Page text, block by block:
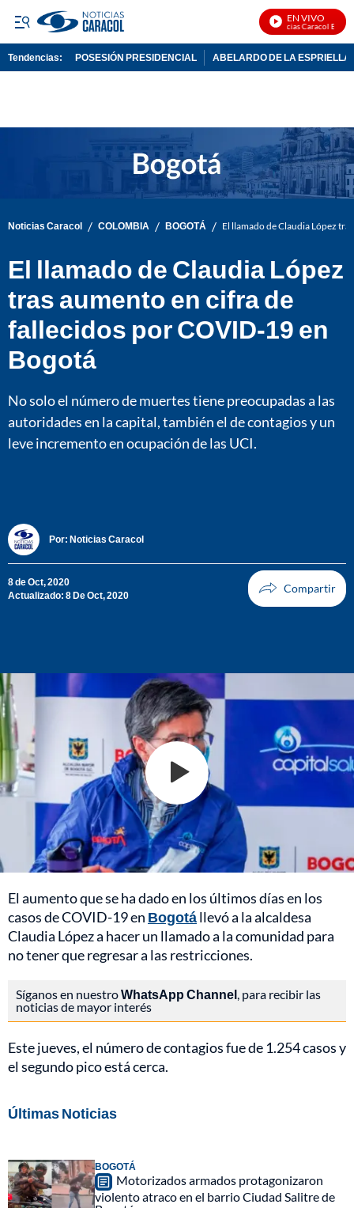
EN VIVO
Noticias Caracol En Vivo
Tendencias: POSESIÓN PRESIDENCIAL ABELARDO DE LA ESPRIELLA
Noticias Caracol / COLOMBIA / BOGOTÁ / El llamado de Claudia López
El llamado de Claudia López
tras aumento en cifra de
fallecidos por COVID-19 en
Bogotá
No solo el número de muertes tiene preocupadas a las
autoridades en la capital, también el de contagios y un
leve incremento en ocupación de las UCI.
Por: Noticias Caracol
8 de Oct, 2020
Actualizado: 8 De Oct, 2020
El aumento que se ha dado en los últimos días en los
casos de COVID-19 en Bogotállevó a la alcaldesa
Claudia López a hacer un llamado a la comunidad para
no tener que regresar a las restricciones.
Síganos en nuestroWhatsApp Channel , para recibir las
noticias de mayor interés
Este jueves, el número de contagios fue de 1.254 casos y
el segundo pico está cerca.
Últimas Noticias
BOGOTÁ
Motorizados armados protagonizaron
violento atraco en el barrio Ciudad Salitre de